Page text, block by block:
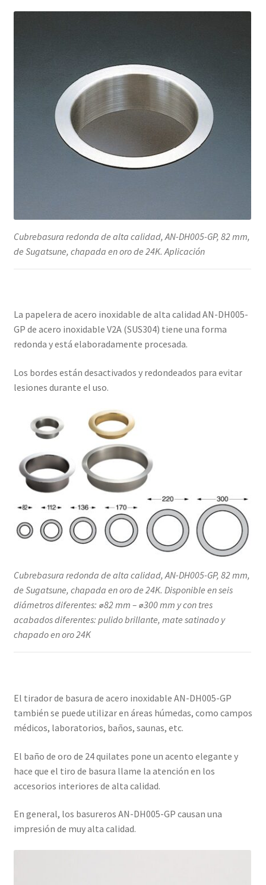
cantidad
Cubrebasura redonda de alta calidad, AN-DH005-GP, 82 mm,
de Sugatsune, chapada en oro de 24K. Aplicación
La papelera de acero inoxidable de alta calidad AN-DH005-
GP de acero inoxidable V2A (SUS304) tiene una forma
redonda y está elaboradamente procesada.
Los bordes están desactivados y redondeados para evitar
lesiones durante el uso.
Cubrebasura redonda de alta calidad, AN-DH005-GP, 82 mm,
de Sugatsune, chapada en oro de 24K. Disponible en seis
diámetros diferentes: ⌀82 mm – ⌀300 mm y con tres
acabados diferentes: pulido brillante, mate satinado y
chapado en oro 24K
El tirador de basura de acero inoxidable AN-DH005-GP
también se puede utilizar en áreas húmedas, como campos
médicos, laboratorios, baños, saunas, etc.
El baño de oro de 24 quilates pone un acento elegante y
hace que el tiro de basura llame la atención en los
accesorios interiores de alta calidad.
En general, los basureros AN-DH005-GP causan una
impresión de muy alta calidad.